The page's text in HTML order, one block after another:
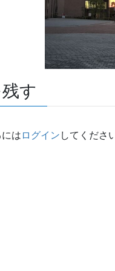
す
は ログイン してくださ